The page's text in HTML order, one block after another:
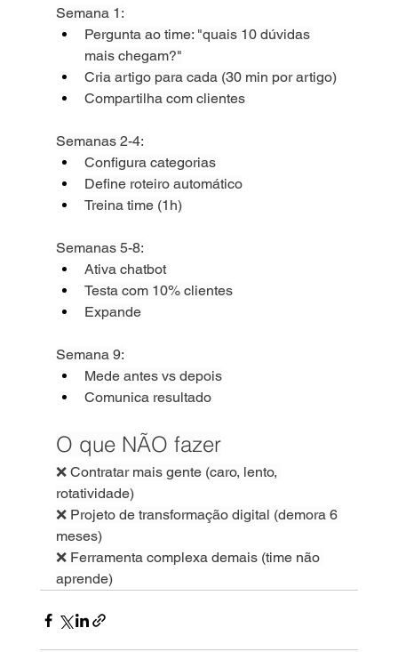
Semana 1:
Pergunta ao time: "quais 10 dúvidas
mais chegam?"
Cria artigo para cada (30 min por artigo)
Compartilha com clientes
Semanas 2-4:
Configura categorias
Define roteiro automático
Treina time (1h)
Semanas 5-8:
Ativa chatbot
Testa com 10% clientes
Expande
Semana 9:
Mede antes vs depois
Comunica resultado
O que NÃO fazer
❌ Contratar mais gente (caro, lento,
rotatividade)
❌ Projeto de transformação digital (demora 6
meses)
❌ Ferramenta complexa demais (time não
aprende)